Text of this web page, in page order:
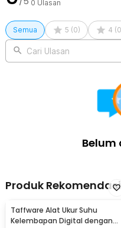
0 Ulasan
Semua 5 (0) 4 (0
Cari Ulasan
Belum
Produk Rekomendasi
Taffware Alat Ukur Suhu
Kelembapan Digital dengan